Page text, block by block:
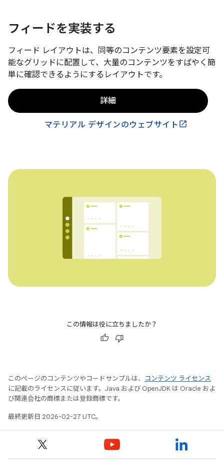
フィードを実装する
フィード レイアウトは、同等のコンテンツ要素を設定可
能なグリッドに配置して、大量のコンテンツをすばやく簡
単に確認できるようにするレイアウトです。
詳細
マテリアル デザインのウェブサイト
この情報は役に立ちましたか？
このページのコンテンツやコードサンプルは、
コンテンツ ライセンス
に記載のライセンスに従います。Java および OpenJDK は Oracle およ
び関連会社の商標または登録商標です。
最終更新日 2026-02-27 UTC。